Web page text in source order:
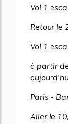
Vol 1
Retour le
Vol 1
à partir
Paris -
Aller le